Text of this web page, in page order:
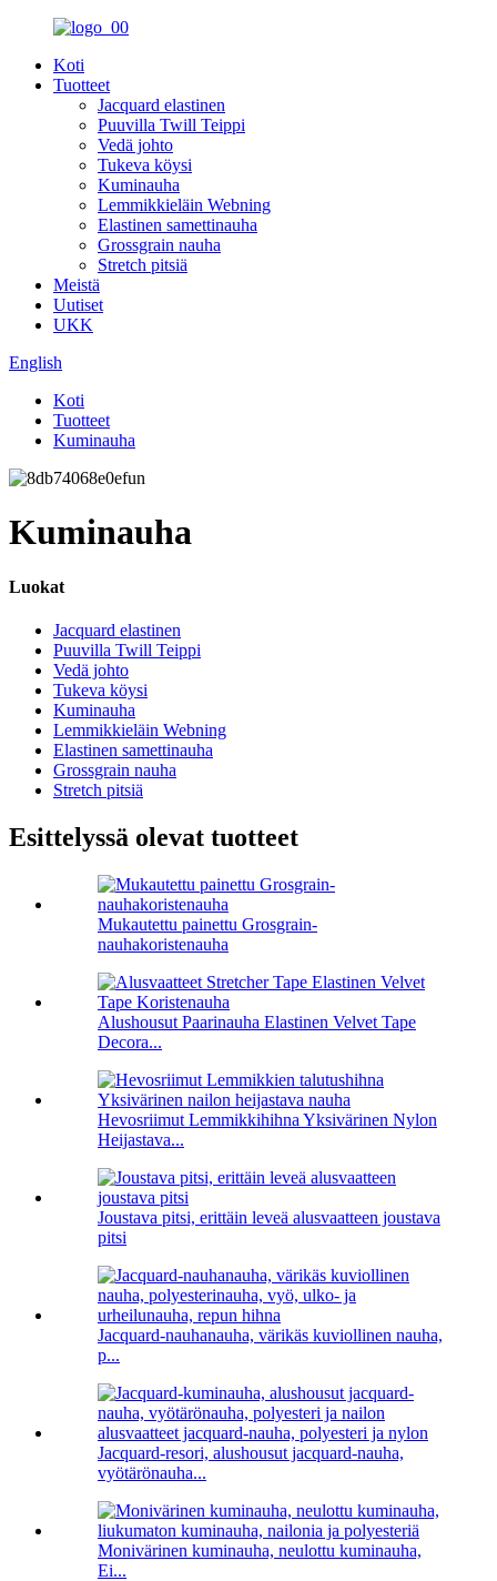
Koti
Tuotteet
Jacquard elastinen
Puuvilla Twill Teippi
Vedä johto
Tukeva köysi
Kuminauha
Lemmikkieläin Webning
Elastinen samettinauha
Grossgrain nauha
Stretch pitsiä
Meistä
Uutiset
UKK
English
Koti
Tuotteet
Kuminauha
Kuminauha
Luokat
Jacquard elastinen
Puuvilla Twill Teippi
Vedä johto
Tukeva köysi
Kuminauha
Lemmikkieläin Webning
Elastinen samettinauha
Grossgrain nauha
Stretch pitsiä
Esittelyssä olevat tuotteet
Mukautettu painettu Grosgrain-
nauhakoristenauha
Alushousut Paarinauha Elastinen Velvet Tape
Decora...
Hevosriimut Lemmikkihihna Yksivärinen Nylon
Heijastava...
Joustava pitsi, erittäin leveä alusvaatteen joustava
pitsi
Jacquard-nauhanauha, värikäs kuviollinen nauha,
p...
Jacquard-resori, alushousut jacquard-nauha,
vyötärönauha...
Monivärinen kuminauha, neulottu kuminauha,
Ei...